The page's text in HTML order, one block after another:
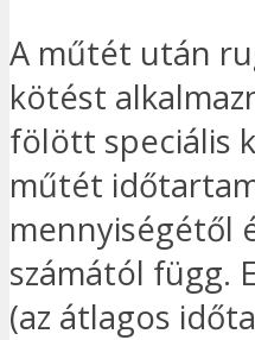
A műtét után
kötést
fölött speciális
műtét
mennyiségétől
számától függ.
(az átlagos